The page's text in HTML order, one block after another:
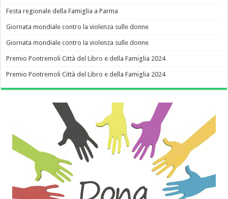
Festa regionale della Famiglia a Parma
Giornata mondiale contro la violenza sulle donne
Giornata mondiale contro la violenza sulle donne
Premio Pontremoli Città del Libro e della Famiglia 2024
Premio Pontremoli Città del Libro e della Famiglia 2024